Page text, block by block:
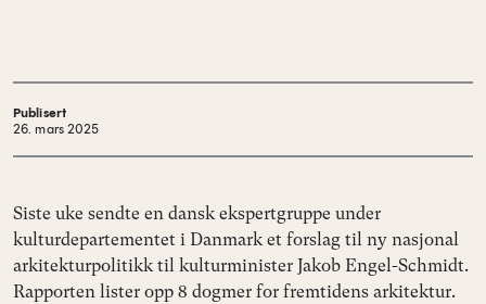
Publisert
26. mars 2025
Siste uke sendte en dansk ekspertgruppe under
kulturdepartementet i Danmark et forslag til ny nasjonal
arkitekturpolitikk til kulturminister Jakob Engel-Schmidt.
Rapporten lister opp 8 dogmer for fremtidens arkitektur.